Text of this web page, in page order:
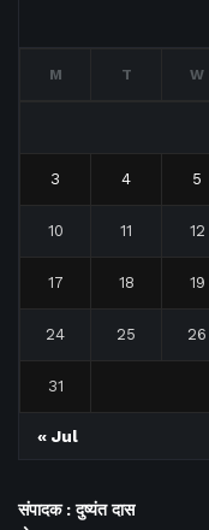
M T W
3 4 5
10 11 12
17 18 19
24 25 26
31
« Jul
संपादक : दुष्यंत दास